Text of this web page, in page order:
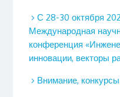
С 28-30 октября
Международная
конференция
инновации, векторы
Внимание,